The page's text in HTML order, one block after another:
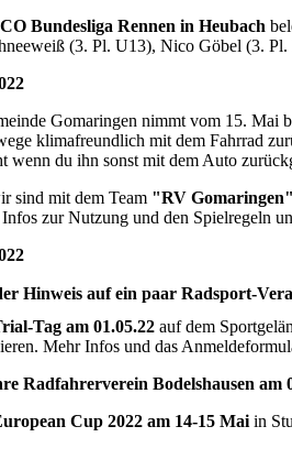
Bundesliga Rennen in Heubach
(3. Pl. U13), Nico Göbel (3.
Gomaringen nimmt vom 15. Mai
klimafreundlich mit dem Fahrrad
wenn du ihn sonst mit dem Auto
sind mit dem Team "RV Gomaringen"
zur Nutzung und den Spielregeln
Hinweis auf ein paar Radsport-
Tag am 01.05.22 auf dem
Mehr Infos und das
Radfahrerverein Bodelshausen am
Cup 2022 am 14-15 Mai in